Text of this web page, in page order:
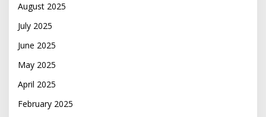
August 2025
July 2025
June 2025
May 2025
April 2025
February 2025